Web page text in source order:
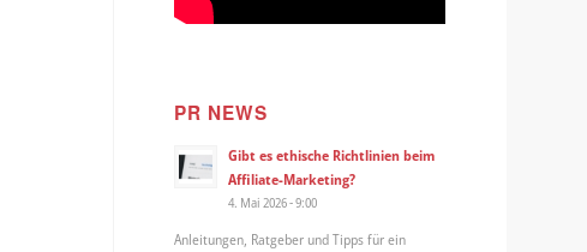
PR NEWS
Gibt es ethische Richtlinien beim
Affiliate-Marketing?
4. Mai 2026 - 9:00
Anleitungen, Ratgeber und Tipps für ein